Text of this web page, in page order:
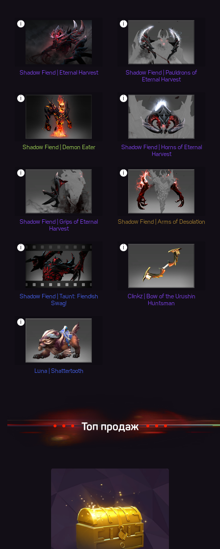
i
Shadow Fiend | Eternal Harvest
i
Shadow Fiend | Pauldrons of
Eternal Harvest
i
Shadow Fiend | Demon Eater
i
Shadow Fiend | Horns of Eternal
Harvest
i
Shadow Fiend | Grips of Eternal
Harvest
i
Shadow Fiend | Arms of Desolation
i
Shadow Fiend | Taunt: Fiendish
Swag!
i
Clinkz | Bow of the Urushin
Huntsman
i
Luna | Shattertooth
Топ продаж